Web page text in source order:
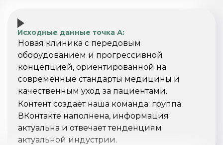
Исходные данные точка А:
Новая клиника с передовым
оборудованием и прогрессивной
концепцией, ориентированной на
современные стандарты медицины и
качественным уход за пациентами.
Контент создает наша команда: группа
ВКонтакте наполнена, информация
актуальна и отвечает тенденциям
актуальной индустрии.